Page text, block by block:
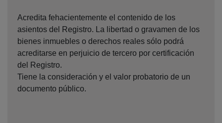
Acredita fehacientemente el contenido de los
asientos del Registro. La libertad o gravamen de los
bienes inmuebles o derechos reales sólo podrá
acreditarse en perjuicio de tercero por certificación
del Registro.
Tiene la consideración y el valor probatorio de un
documento público.